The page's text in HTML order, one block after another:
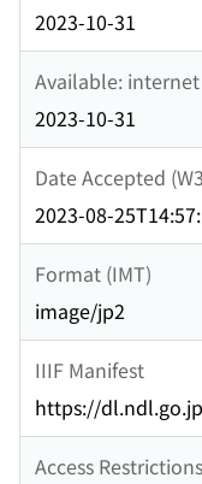
2023-10-31
Available: internet
2023-10-31
Date Accepted
2023-08-
Format (IMT)
image/jp2
IIIF Manifest
https://
Access Restrictions